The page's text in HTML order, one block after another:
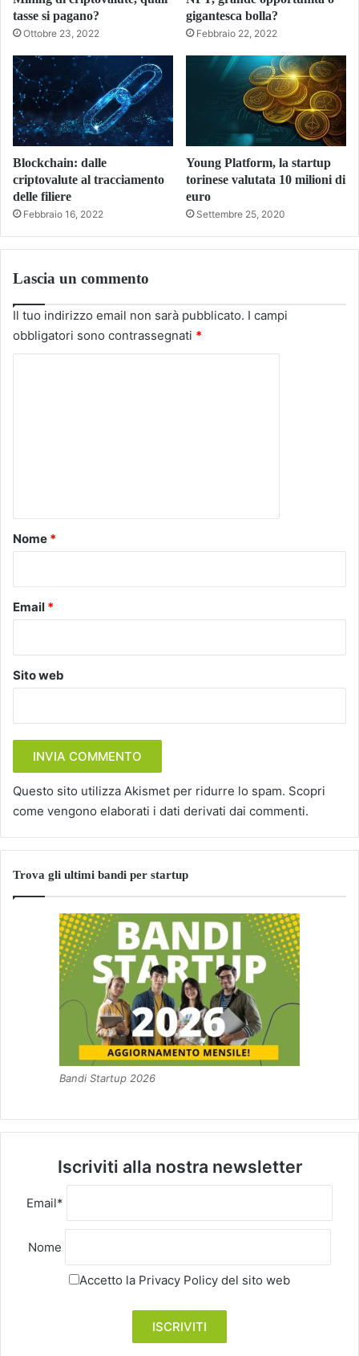
tasse si pagano?
Ottobre 23, 2022
gigantesca bolla?
Febbraio 22, 2022
Blockchain: dalle
criptovalute al tracciamento
delle filiere
Febbraio 16, 2022
Young Platform, la startup
torinese valutata 10 milioni di
euro
Settembre 25, 2020
Lascia un commento
Il tuo indirizzo email non sarà pubblicato. I campi
obbligatori sono contrassegnati *
o
Nome *
Email *
Sito web
Questo sito utilizza Akismet per ridurre lo spam. Scopri
come vengono elaborati i dati derivati dai commenti.
Trova gli ultimi bandi per startup
Bandi Startup 2026
Iscriviti alla nostra newsletter
Email*
Nome
Accetto la Privacy Policy del sito web